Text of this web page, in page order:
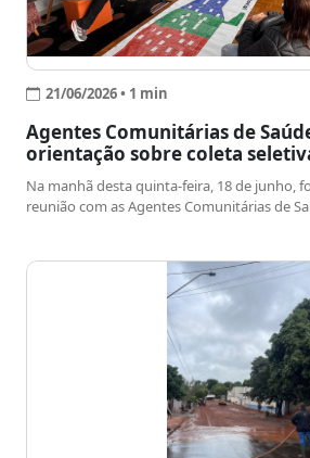
21/06/2026 • 1 min
Agentes Comunitárias de
orientação sobre coleta
Na manhã desta quinta-feira, 18 de junho,
reunião com as Agentes Comunitárias de